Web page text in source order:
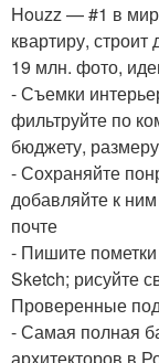
Houzz — #1 в
квартиру, строит
19 млн. фото,
- Съемки
фильтруйте по
бюджету, размеру
- Сохраняйте
добавляйте к
почте
- Пишите
Sketch; рисуйте
Проверенные
- Самая полная